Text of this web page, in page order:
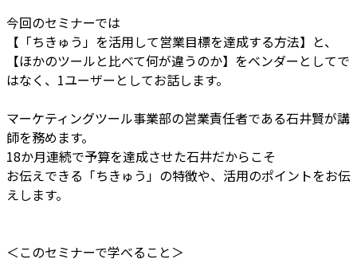
今回のセミナーでは
【「ちきゅう」を活用して営業目標を達成する方法】と、
【ほかのツールと比べて何が違うのか】をベンダーとしてで
はなく、1ユーザーとしてお話します。
マーケティングツール事業部の営業責任者である石井賢が講
師を務めます。
18か月連続で予算を達成させた石井だからこそ
お伝えできる「ちきゅう」の特徴や、活用のポイントをお伝
えします。
＜このセミナーで学べること＞